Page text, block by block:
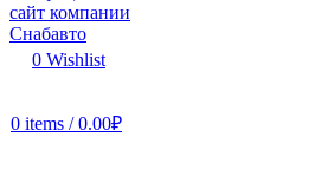
0 Wishlist
0 items / 0.00₽